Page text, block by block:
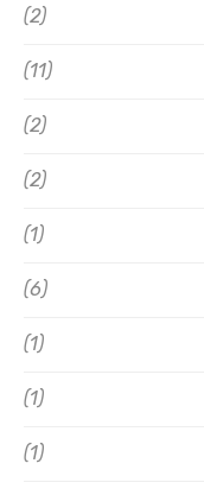
(2)
(11)
(2)
(2)
(1)
(6)
(1)
(1)
(1)